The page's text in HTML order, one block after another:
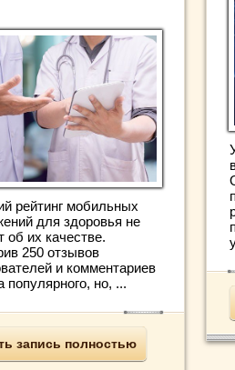
рейтинг мобильных
для здоровья не
об их качестве.
250 отзывов
и комментариев
популярного, но, ...
запись полностью